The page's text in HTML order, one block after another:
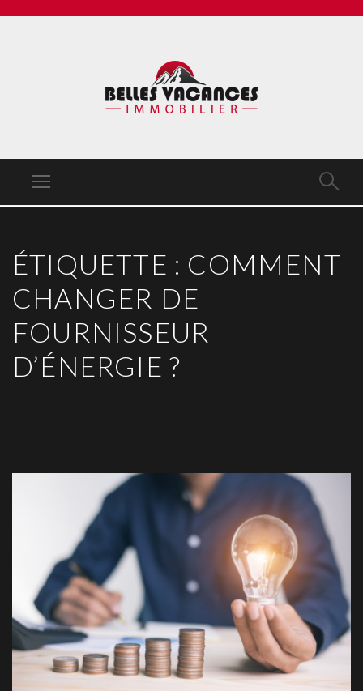
ÉTIQUETTE : COMMENT
CHANGER DE
FOURNISSEUR
D’ÉNERGIE ?